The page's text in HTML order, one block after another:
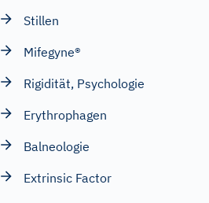
Stillen
Mifegyne®
Rigidität, Psychologie
Erythrophagen
Balneologie
Extrinsic Factor